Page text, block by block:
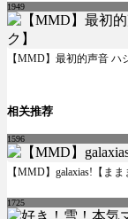
1949
【MMD】最初的声音 ハ
相关推荐
1596
【MMD】galaxias!【まま
1725